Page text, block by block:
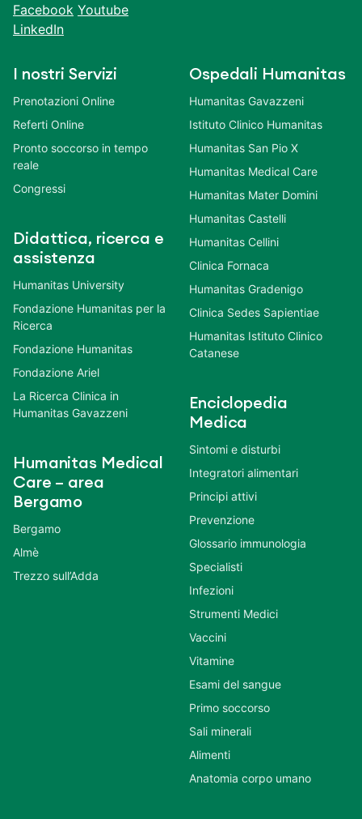
Facebook Youtube
LinkedIn
I nostri Servizi
Prenotazioni Online
Referti Online
Pronto soccorso in tempo
reale
Congressi
Didattica, ricerca e
assistenza
Humanitas University
Fondazione Humanitas per la
Ricerca
Fondazione Humanitas
Fondazione Ariel
La Ricerca Clinica in
Humanitas Gavazzeni
Humanitas Medical
Care – area
Bergamo
Bergamo
Almè
Trezzo sull’Adda
Ospedali Humanitas
Humanitas Gavazzeni
Istituto Clinico Humanitas
Humanitas San Pio X
Humanitas Medical Care
Humanitas Mater Domini
Humanitas Castelli
Humanitas Cellini
Clinica Fornaca
Humanitas Gradenigo
Clinica Sedes Sapientiae
Humanitas Istituto Clinico
Catanese
Enciclopedia
Medica
Sintomi e disturbi
Integratori alimentari
Principi attivi
Prevenzione
Glossario immunologia
Specialisti
Infezioni
Strumenti Medici
Vaccini
Vitamine
Esami del sangue
Primo soccorso
Sali minerali
Alimenti
Anatomia corpo umano